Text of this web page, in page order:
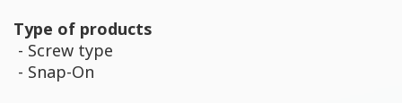
Type of products
- Screw type
- Snap-On